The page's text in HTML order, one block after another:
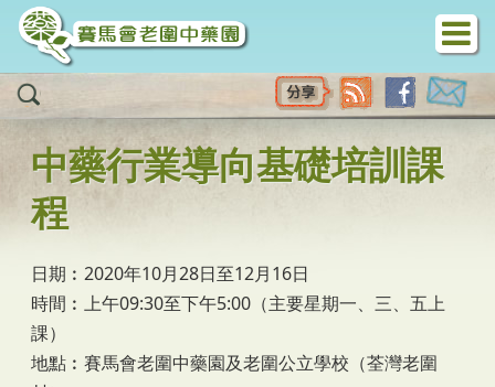
移至主內容
中藥行業導向基礎培訓課
程
日期︰2020年10月28日至12月16日
時間︰上午09:30至下午5:00（主要星期一、三、五上
課）
地點︰賽馬會老圍中藥園及老圍公立學校（荃灣老圍